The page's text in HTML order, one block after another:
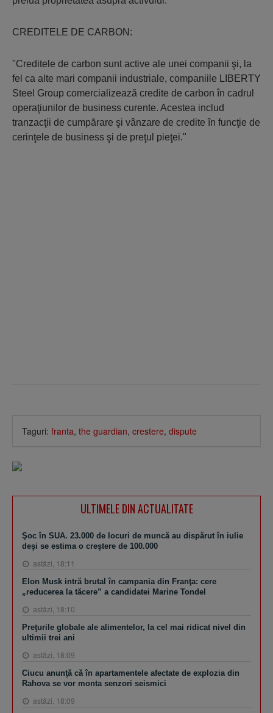
CREDITELE DE CARBON:
"Creditele de carbon sunt active ale unei companii şi, la
fel ca alte mari companii industriale, companiile LIBERTY
Steel Group comercializează credite de carbon în cadrul
operaţiunilor de business curente. Acestea includ
tranzacţii de cumpărare şi vânzare de credite în funcţie de
cerinţele de business şi de preţul pieţei."
Taguri: franta, the guardian, crestere, dispute
ULTIMELE DIN ACTUALITATE
Şoc în SUA. 23.000 de locuri de muncă au dispărut în iulie
deşi se estima o creştere de 100.000
astăzi, 18:11
Elon Musk intră brutal în campania din Franţa: cere
„reducerea la tăcere” a candidatei Marine Tondel
astăzi, 18:10
Preţurile globale ale alimentelor, la cel mai ridicat nivel din
ultimii trei ani
astăzi, 18:09
Ciucu anunţă că în apartamentele afectate de explozia din
Rahova se vor monta senzori seismici
astăzi, 18:09